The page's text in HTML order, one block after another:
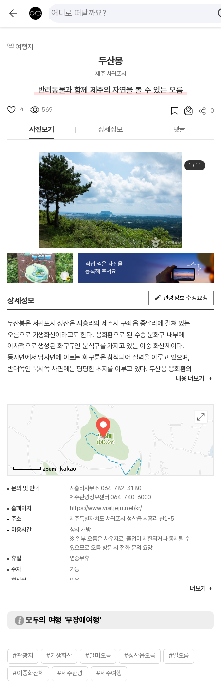
여행지
두산봉
제주 서귀포시
반려동물과 함께 제주의 자연을 볼 수 있는 오름
4 569 0
사진보기 상세정보 댓글
1/ 11
직접 찍은 사진을
등록해 주세요.
상세정보 관광정보 수정요청
두산봉은 서귀포시 성산읍 시흥리와 제주시 구좌읍 종달리에 걸쳐 있는
오름으로 기생화산이라고도 한다. 응회환으로 된 수중 분화구 내부에
이차적으로 생성된 화구구인 분석구를 가지고 있는 이중 화산체이다.
동사면에서 남사면에 이르는 화구륜은 침식되어 절벽을 이루고 있으며,
반대쪽인 북서쪽 사면에는 평평한 초지를 이루고 있다. 두산봉 응회환의
화구구를 마을 사람들은 알오름이라 부른다. 남동쪽 사면 중턱까지 곰솔 숲을
있고, 분화구 내에는 참억새와 띠가 군락을 이루며, 그 밑으로 야고가 집단적인
군락을 이루고, 북서사면의 느슨한 평지에는 풀밭을 이루면서 농경지가
조성되어 있다. 몸집이 큰 산이란 뜻으로 두산 또는 두산봉이라 부르기도 하고,
말을 많이 놓아 먹이던 곳이라고 해서 말미오름이라고 부르기도 한다.
내용 더보기
250m
문의 및 안내
시흥리사무소 064-782-3180
제주관광정보센터 064-740-6000
홈페이지
https://www.visitjeju.net/kr/
주소
제주특별자치도 서귀포시 성산읍 시흥리 산1-5
이용시간
상시 개방
※ 일부 오름은 사유지로, 출입이 제한되거나 통제될 수
있으므로 오름 방문 시 전화 문의 요망
휴일
연중무휴
주차
가능
화장실
있음
더보기
모두의 여행 '무장애여행'
#관광지 #기생화산 #말미오름 #성산읍오름 #알오름
#이중화산체 #제주관광 #제주여행